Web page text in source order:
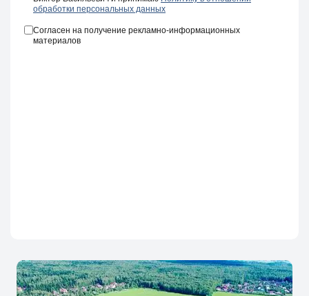
обработки персональных данных
Согласен на получение рекламно-информационных
материалов